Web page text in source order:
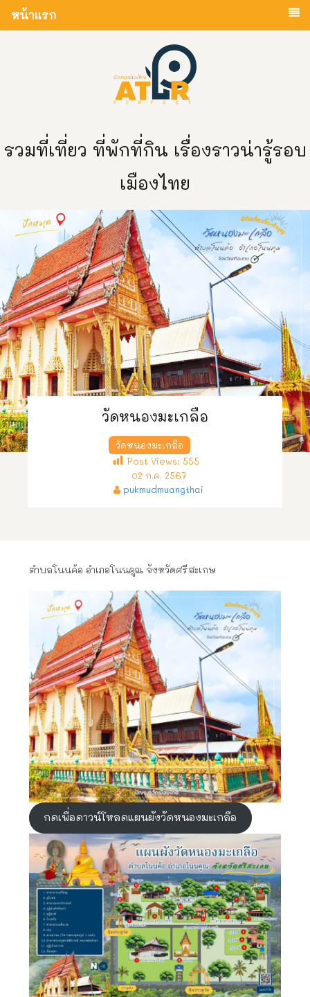
หน้าแรก
รวมที่เที่ยว ที่พักที่กิน เรื่องราวน่ารู้รอบ
เมืองไทย
วัดหนองมะเกลือ
วัดหนองมะเกลือ
Post Views: 555
02 ก.ค. 2567
pukmudmuangthai
ตำบลโนนค้อ อำเภอโนนคูณ จังหวัดศรีสะเกษ
กดเพื่อดาวน์โหลดแผนผังวัดหนองมะเกลือ